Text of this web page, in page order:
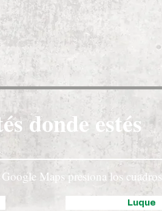
donde estés
Maps presiona los
Luque